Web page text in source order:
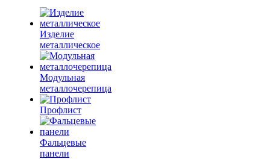
Изделие
металлическое
Модульная
металлочерепица
Профлист
Фальцевые
панели